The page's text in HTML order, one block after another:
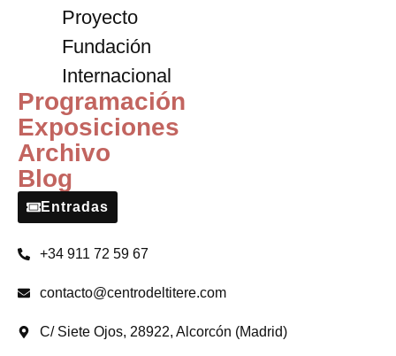
Proyecto
Fundación
Internacional
Programación
Exposiciones
Archivo
Blog
Entradas
+34 911 72 59 67
contacto@centrodeltitere.com
C/ Siete Ojos, 28922, Alcorcón (Madrid)